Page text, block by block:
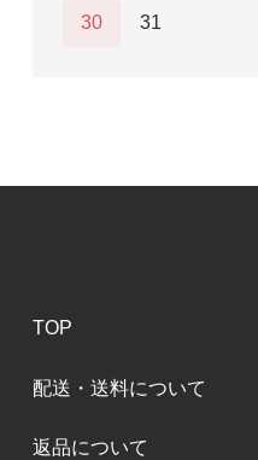
30 31
TOP
配送・送料について
返品について